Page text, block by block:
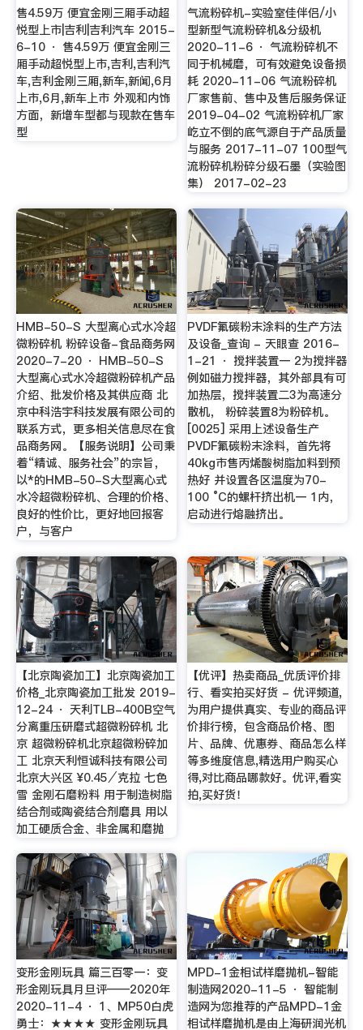
售4.59万 便宜金刚三厢手动超
悦型上市|吉利|吉利汽车 2015-
6-10 · 售4.59万 便宜金刚三
厢手动超悦型上市,吉利,吉利汽
车,吉利金刚三厢,新车,新闻,6月
上市,6月,新车上市 外观和内饰
方面，新增车型都与现款在售车
型
气流粉碎机-实验室佳伴侣/小
型新型气流粉碎机&分级机
2020-11-6 · 气流粉碎机不
同于机械磨，可有效避免设备损
耗 2020-11-06 气流粉碎机
厂家售前、售中及售后服务保证
2019-04-02 气流粉碎机厂家
屹立不倒的底气源自于产品质量
与服务 2017-11-07 100型气
流粉碎机粉碎分级石墨（实验图
集） 2017-02-23
HMB-50-S 大型离心式水冷超
微粉碎机 粉碎设备-食品商务网
2020-7-20 · HMB-50-S
大型离心式水冷超微粉碎机产品
介绍、批发价格及其供应商 北
京中科浩宇科技发展有限公司的
联系方式，更多相关信息尽在食
品商务网。【服务说明】公司秉
着“精诚、服务社会”的宗旨，
以*的HMB-50-S大型离心式
水冷超微粉碎机、合理的价格、
良好的性价比，更好地回报客
户，与客户
PVDF氟碳粉末涂料的生产方法
及设备_查询 - 天眼查 2016-
1-21 · 搅拌装置一 2为搅拌器
例如磁力搅拌器，其外部具有可
加热层，搅拌装置二3为高速分
散机， 粉碎装置8为粉碎机。
[0025] 采用上述设备生产
PVDF氟碳粉末涂料，首先将
40kg市售丙烯酸树脂加料到预
热好 并设置各区温度为70-
100 °C的螺杆挤出机一 1内，
启动进行熔融挤出。
【北京陶瓷加工】北京陶瓷加工
价格_北京陶瓷加工批发 2019-
12-24 · 天利TLB-400B空气
分离重压研磨式超微粉碎机 北
京 超微粉碎机北京超微粉碎加
工 北京天利恒诚科技有限公司
北京大兴区 ¥0.45⁄克拉 七色
雪 金刚石磨粉料 用于制造树脂
结合剂或陶瓷结合剂磨具 用以
加工硬质合金、非金属和磨抛
【优评】热卖商品_优质评价排
行、看实拍买好货 - 优评频道,
为用户提供真实、专业的商品评
价排行榜，包含商品价格、图
片、品牌、优惠券、商品怎么样
等多维度信息,精选用户购买心
得,对比商品哪款好。优评,看实
拍,买好货！
变形金刚玩具 篇三百零一：变
形金刚玩具月旦评——2020年
2020-11-4 · 1、MP50白虎
勇士：★★★★ 变形金刚玩具
MPD-1金相试样磨抛机-智能
制造网2020-11-5 · 智能制
造网为您推荐的产品MPD-1金
相试样磨抛机是由上海研润光机